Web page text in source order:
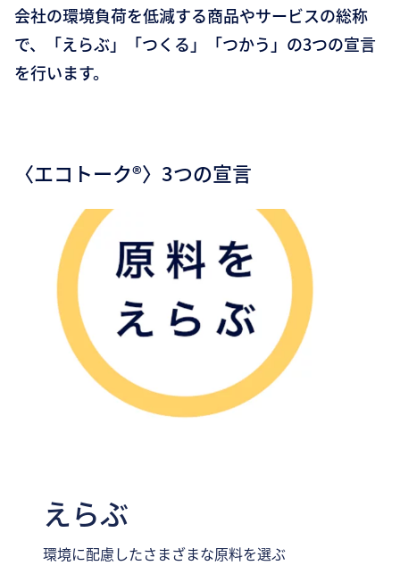
会社の環境負荷を低減する商品やサービスの総称
で、「えらぶ」「つくる」「つかう」の3つの宣言
を行います。
〈エコトーク®〉3つの宣言
えらぶ
環境に配慮したさまざまな原料を選ぶ